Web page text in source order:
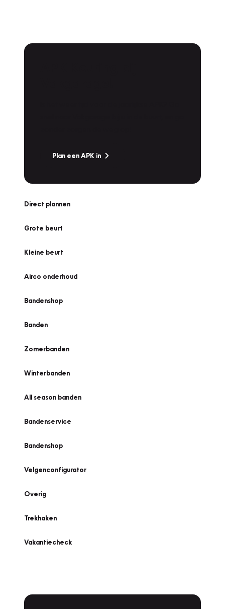
Plan een APK in
Direct plannen
Grote beurt
Kleine beurt
Airco onderhoud
Bandenshop
Banden
Zomerbanden
Winterbanden
All season banden
Bandenservice
Bandenshop
Velgenconfigurator
Overig
Trekhaken
Vakantiecheck